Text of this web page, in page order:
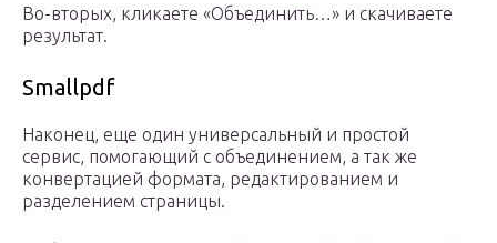
Во-вторых, кликаете «Объединить…» и скачиваете
результат.
Smallpdf
Наконец, еще один универсальный и простой
сервис, помогающий с объединением, а так же
конвертацией формата, редактированием и
разделением страницы.